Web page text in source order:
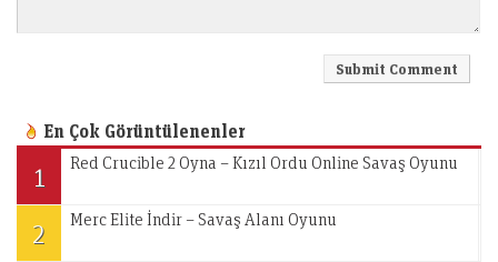
En Çok Görüntülenenler
1 Red Crucible 2 Oyna – Kızıl Ordu Online Savaş Oyunu
2 Merc Elite İndir – Savaş Alanı Oyunu